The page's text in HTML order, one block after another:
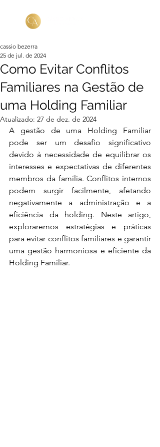
Como Evitar Conflitos
Familiares na Gestão de
uma Holding Familiar
cassio bezerra
25 de jul. de 2024
Atualizado: 27 de dez. de 2024
A gestão de uma Holding Familiar
pode ser um desafio significativo
devido à necessidade de equilibrar os
interesses e expectativas de diferentes
membros da família. Conflitos internos
podem surgir facilmente, afetando
negativamente a administração e a
eficiência da holding. Neste artigo,
exploraremos estratégias e práticas
para evitar conflitos familiares e garantir
uma gestão harmoniosa e eficiente da
Holding Familiar.